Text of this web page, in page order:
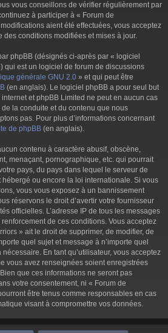
vous conseillons de vérifier régulièrement par
à participer à « Forum de
aient été effectuées, vous acceptez
des conditions modifiées et mises à jour.
phpBB (désignés ci-après par « logiciel
qui est un logiciel de forum de discussions
générale GNU 2.0 » et qui peut être
(en anglais). Le logiciel phpBB a pour seul but
et phpBB Limited ne peut en aucun cas
la conduite et du contenu que nous
pas. Pour plus d’informations concernant
de phpBB (en anglais).
contenu à caractère abusif, obscène,
menaçant, pornographique, etc. qui pourrait
pays, du pays dans lequel le serveur de
hébergé ou encore la loi internationale. Si vous
vous vous exposez à un bannissement
réservons le droit d’avertir votre fournisseur
officielles. L’adresse IP de tous les messages
de ces conditions. Vous acceptez
» ait le droit de supprimer, de modifier, de
quel sujet et message à n’importe quel
En tant qu’utilisateur, vous acceptez
vous avez renseignées soient enregistrées
que ces informations ne seront pas
votre consentement, ni « Forum de
être tenus comme responsables en cas
visant à compromettre vos données.